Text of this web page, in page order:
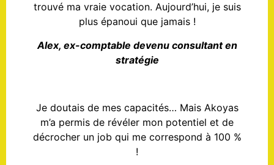
trouvé ma vraie vocation. Aujourd’hui, je suis
plus épanoui que jamais !
Alex, ex-comptable devenu consultant en
stratégie
Je doutais de mes capacités… Mais Akoyas
m’a permis de révéler mon potentiel et de
décrocher un job qui me correspond à 100 %
!